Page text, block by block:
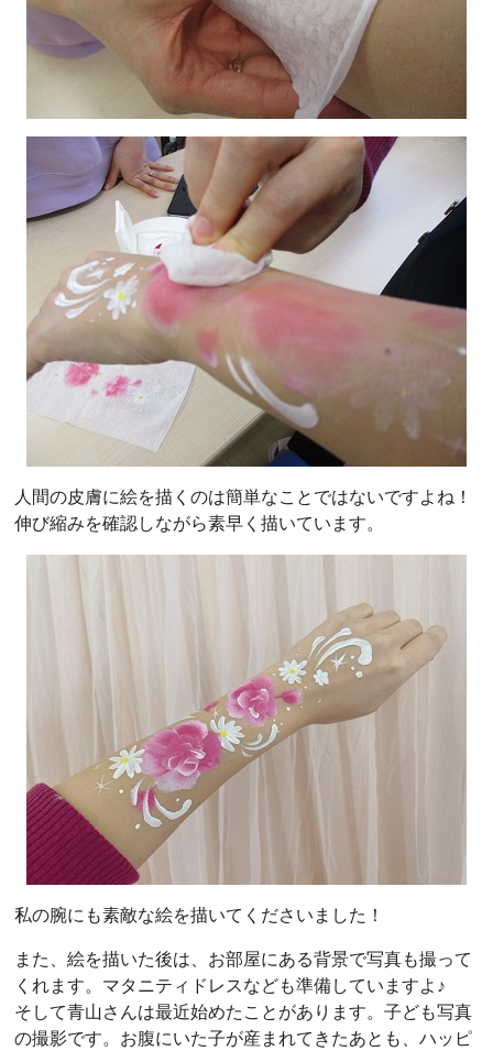
人間の皮膚に絵を描くのは簡単なことではないですよね！
伸び縮みを確認しながら素早く描いています。
私の腕にも素敵な絵を描いてくださいました！
また、絵を描いた後は、お部屋にある背景で写真も撮って
くれます。マタニティドレスなども準備していますよ♪
そして青山さんは最近始めたことがあります。子ども写真
の撮影です。お腹にいた子が産まれてきたあとも、ハッピ